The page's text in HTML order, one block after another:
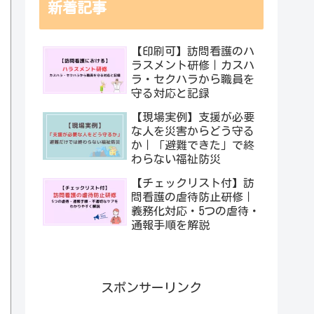
新着記事
【印刷可】訪問看護のハ
ラスメント研修｜カスハ
ラ・セクハラから職員を
守る対応と記録
【現場実例】支援が必要
な人を災害からどう守る
か｜「避難できた」で終
わらない福祉防災
【チェックリスト付】訪
問看護の虐待防止研修｜
義務化対応・5つの虐待・
通報手順を解説
スポンサーリンク